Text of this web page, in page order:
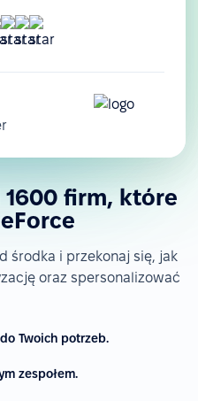
1600 firm, które
środka i przekonaj się, jak
oraz spersonalizować
Twoich potrzeb.
zespołem.